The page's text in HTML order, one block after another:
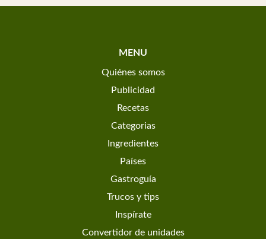
MENU
Quiénes somos
Publicidad
Recetas
Categorias
Ingredientes
Países
Gastroguía
Trucos y tips
Inspírate
Convertidor de unidades